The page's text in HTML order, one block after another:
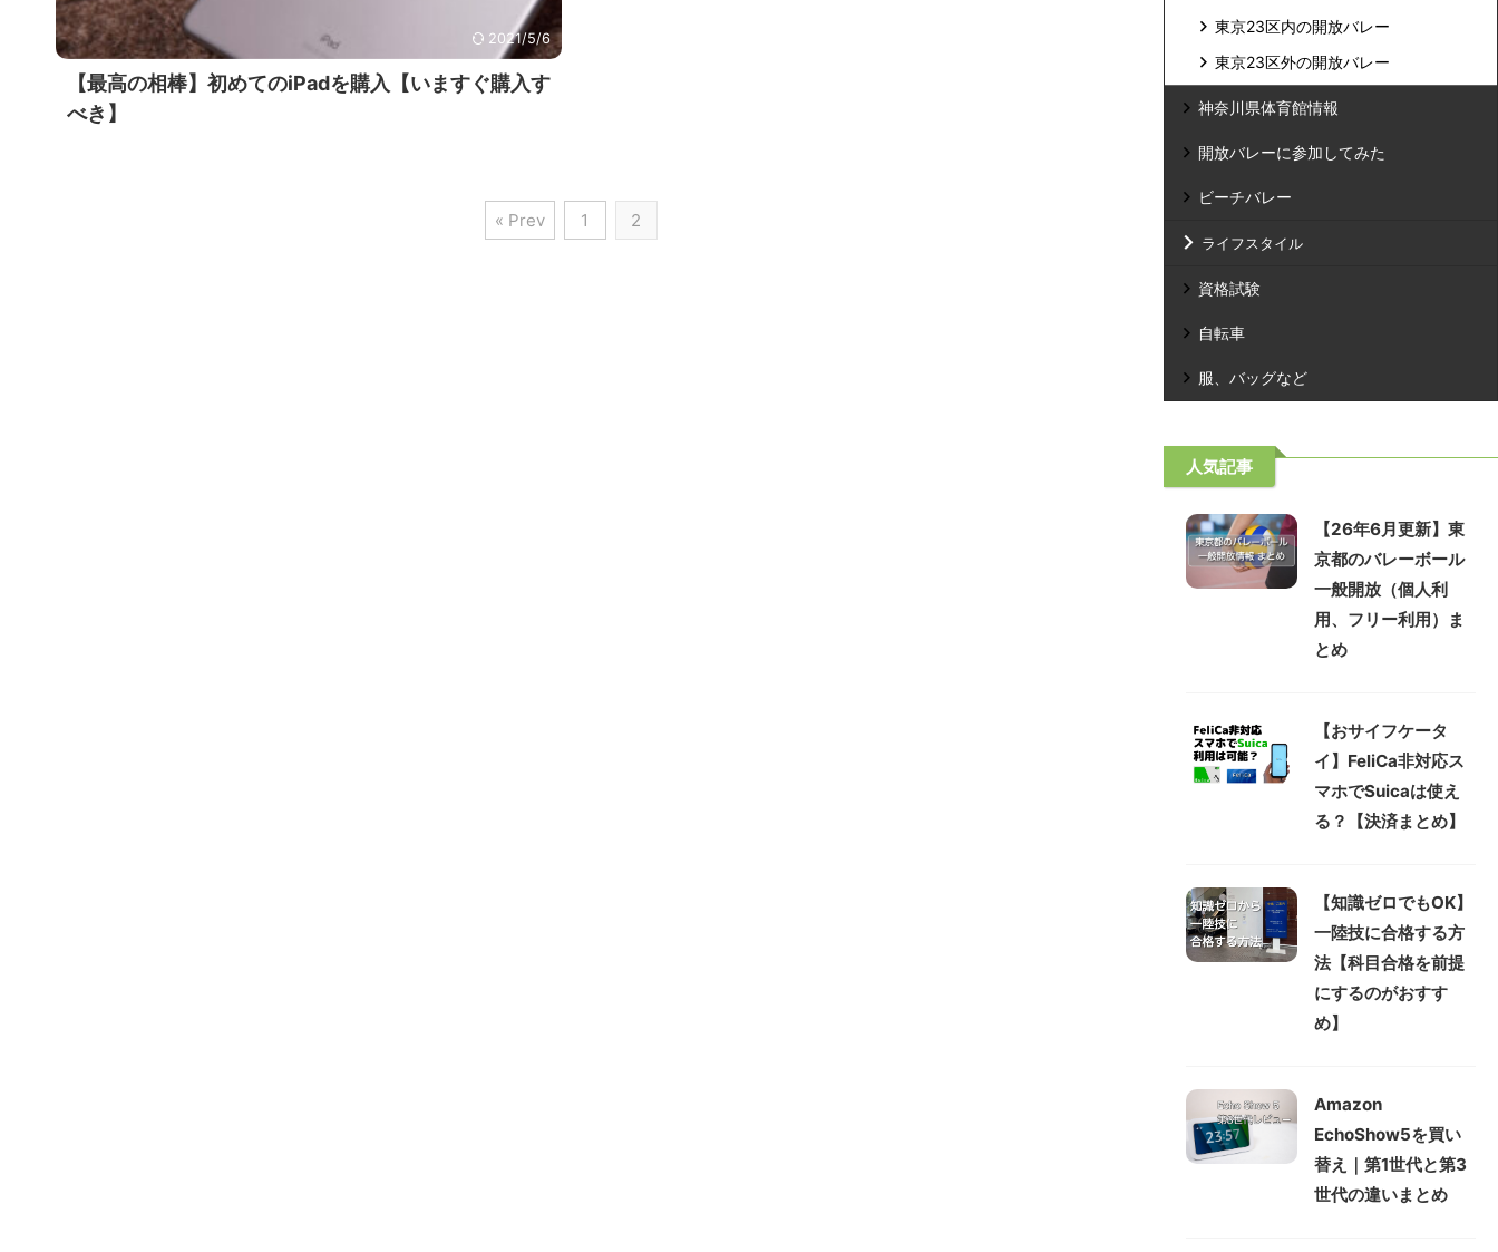
2021/5/6
【最高の相棒】初めてのiPadを購入【いますぐ購入す
べき】
« Prev 1 2
東京23区内の開放バレー
東京23区外の開放バレー
神奈川県体育館情報
開放バレーに参加してみた
ビーチバレー
ライフスタイル
資格試験
自転車
服、バッグなど
人気記事
【26年6月更新】東
京都のバレーボール
一般開放（個人利
用、フリー利用）ま
とめ
【おサイフケータ
イ】FeliCa非対応ス
マホでSuicaは使え
る？【決済まとめ】
【知識ゼロでもOK】
一陸技に合格する方
法【科目合格を前提
にするのがおすす
め】
Amazon
EchoShow5を買い
替え｜第1世代と第3
世代の違いまとめ